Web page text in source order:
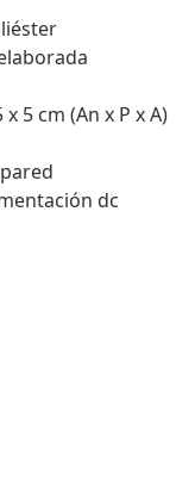
5 cm (An x P x A)
dc